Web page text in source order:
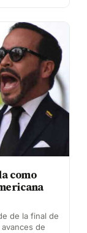
como
de la final de
de